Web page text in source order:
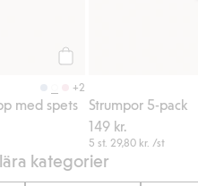
+2
med spets
Strumpor 5-pack
149 kr.
5 st.29,80 kr. /st
kategorier